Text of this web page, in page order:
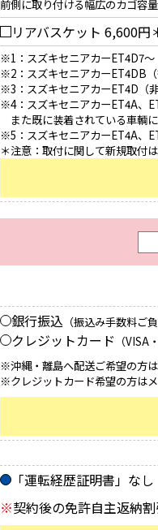
前側に取り付ける幅広のカゴ容
リアバスケット 6,600円
※1：スズキセニアカーET4D7
※2：スズキセニアカーET4DB
※3：スズキセニアカーET4D（
※4：スズキセニアカーET4A、
また既に装着されている車輌に
※5：スズキセニアカーET4A、
＊注意：取付に関して新規取付
銀行振込 （振込み手数料ご
クレジットカード （VISA
※沖縄・離島へ配送ご希望の方
※クレジットカード希望の方は
「運転経歴証明書」なし
※契約後の免許自主返納